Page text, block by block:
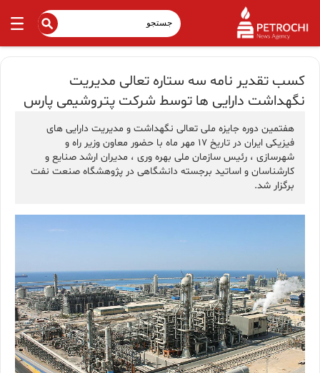
کسب تقدیر نامه سه ستاره تعالی مدیریت
نگهداشت دارایی ها توسط شرکت پتروشیمی پارس
هفتمین دوره جایزه ملی تعالی نگهداشت و مدیریت دارایی های
فیزیکی ایران در تاریخ ۱۷ مهر ماه با حضور معاون وزیر راه و
شهرسازی ، رئیس سازمان ملی بهره وری ، مدیران ارشد صنایع و
کارشناسان و اساتید برجسته دانشگاهی در پژوهشگاه صنعت نفت
برگزار شد.